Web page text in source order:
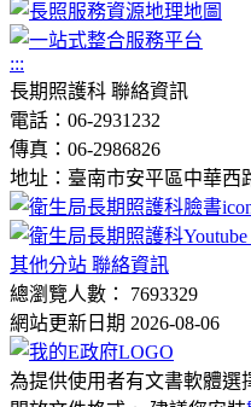
:::
長期照護科 聯絡資訊
電話：06-2931232
傳真：06-2986826
地址：臺南市安平區中華西
其他分站 聯絡資訊
總瀏覽人數： 7693329
網站更新日期 2026-08-06
為提供使用者有文書軟體選